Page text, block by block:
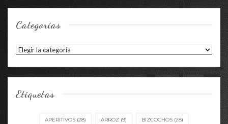
Categorías
Categorías
Etiquetas
APERITIVOS (28) ARROZ (9) BIZCOCHOS (28)